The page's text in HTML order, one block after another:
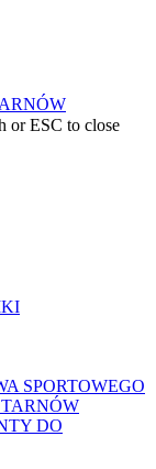
or ESC to close
SPORTOWEGO
DO